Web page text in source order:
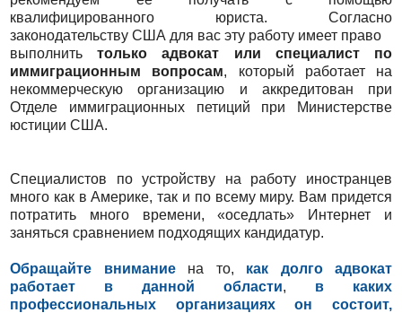
квалифицированного юриста. Cогласно
законодательству США для вас эту работу имеет право
выполнитьтолько адвокат или специалист по
иммиграционным вопросам, который работает на
некоммерческую организацию и аккредитован при
Отделе иммиграционных петиций при Министерстве
юстиции США.
Специалистов по устройству на работу иностранцев
много как в Америке, так и по всему миру. Вам придется
потратить много времени, «оседлать» Интернет и
заняться сравнением подходящих кандидатур.
Обращайте вниманиена то, как долго адвокат
работает в данной области, в каких
профессиональных организациях он состоит,